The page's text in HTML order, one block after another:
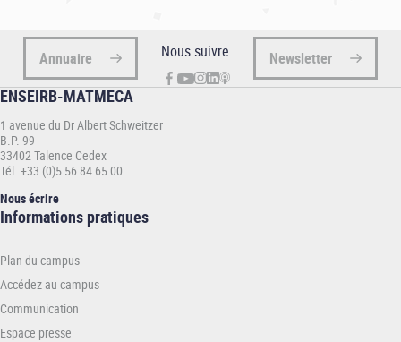
Annuaire Nous suivre Newsletter
ENSEIRB-MATMECA
1 avenue du Dr Albert Schweitzer
B.P. 99
33402 Talence Cedex
Tél. +33 (0)5 56 84 65 00
Nous écrire
Informations
ENSEIRB-
MATMECA
Informations pratiques
Plan du campus
Accédez au campus
Communication
Espace presse